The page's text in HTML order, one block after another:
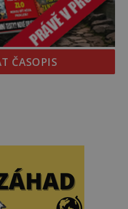
ČASOPIS